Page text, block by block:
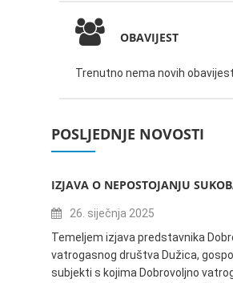
OBAVIJEST
Trenutno nema novih
POSLJEDNJE NOVOSTI
IZJAVA O NEPOSTOJANJU
26. siječnja 2025
Temeljem izjava predstavnika
vatrogasnog društva Dužica,
subjekti s kojima Dobrovoljno